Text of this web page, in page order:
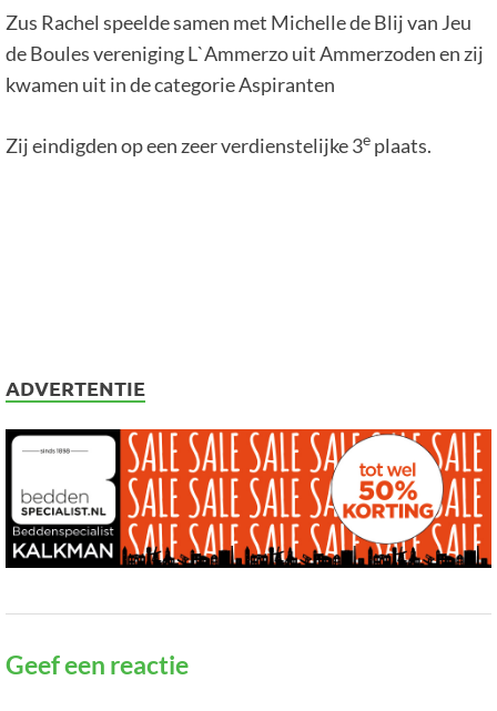
Zus Rachel speelde samen met Michelle de Blij van Jeu
de Boules vereniging L`Ammerzo uit Ammerzoden en zij
kwamen uit in de categorie Aspiranten
Zij eindigden op een zeer verdienstelijke 3e plaats.
ADVERTENTIE
Geef een reactie